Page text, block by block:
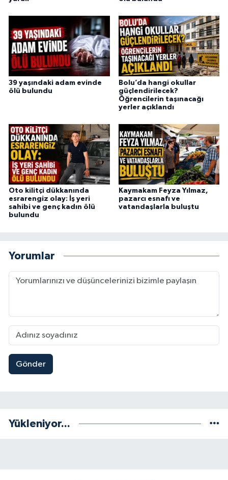
39 yaşındaki adam evinde
ölü bulundu
Bolu’da hangi okullar
güçlendirilecek?
Öğrencilerin taşınacağı
yerler açıklandı
Oto kilitçi dükkanında
esrarengiz olay: İş yeri
sahibi ve genç kadın ölü
bulundu
Kaymakam Feyza Yılmaz,
pazarcı esnafı ve
vatandaşlarla buluştu
Yorumlar
Gönder
Yükleniyor...